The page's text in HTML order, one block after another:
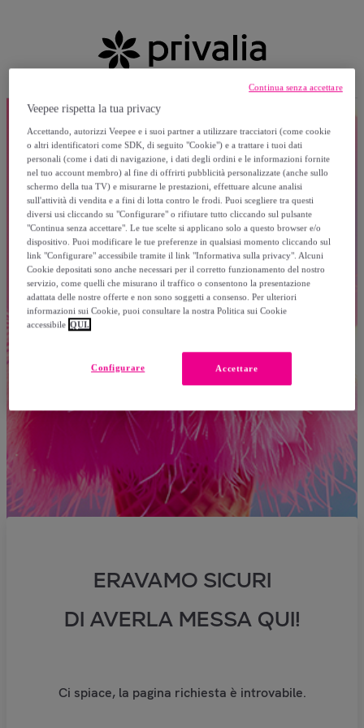
ERAVAMO SICURI
DI AVERLA MESSA QUI!
Ci spiace, la pagina richiesta è introvabile.
Veepee rispetta la tua privacy
Accettando, autorizzi Veepee e i suoi partner a utilizzare tracciatori (come cookie
o altri identificatori come SDK, di seguito "Cookie") e a trattare i tuoi dati
personali (come i dati di navigazione, i dati degli ordini e le informazioni fornite
nel tuo account membro) al fine di offrirti pubblicità personalizzate (anche sullo
schermo della tua TV) e misurarne le prestazioni, effettuare alcune analisi
sull'attività di vendita e a fini di lotta contro le frodi. Puoi scegliere tra questi
diversi usi cliccando su "Configurare" o rifiutare tutto cliccando sul pulsante
"Continua senza accettare". Le tue scelte si applicano solo a questo browser e/o
dispositivo. Puoi modificare le tue preferenze in qualsiasi momento cliccando sul
link "Configurare" accessibile tramite il link "Informativa sulla privacy". Alcuni
Cookie depositati sono anche necessari per il corretto funzionamento del nostro
servizio, come quelli che misurano il traffico o consentono la presentazione
adattata delle nostre offerte e non sono soggetti a consenso. Per ulteriori
informazioni sui Cookie, puoi consultare la nostra Politica sui Cookie
accessibile QUI.
Accettare
Configurare
Continua senza accettare